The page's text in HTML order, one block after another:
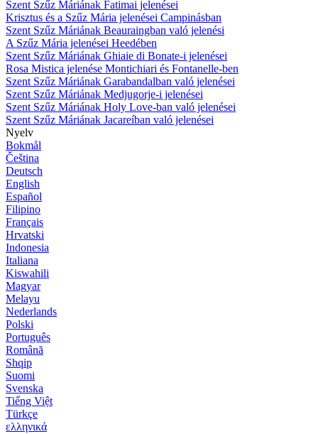
Szent Szűz Máriának Fatimai jelenései
Krisztus és a Szűz Mária jelenései Campinásban
Szent Szűz Máriának Beauraingban való jelenési
A Szűz Mária jelenései Heedében
Szent Szűz Máriának Ghiaie di Bonate-i jelenései
Rosa Mistica jelenése Montichiari és Fontanelle-ben
Szent Szűz Máriának Garabandalban való jelenései
Szent Szűz Máriának Medjugorje-i jelenései
Szent Szűz Máriának Holy Love-ban való jelenései
Szent Szűz Máriának Jacareíban való jelenései
Nyelv
Bokmål
Čeština
Deutsch
English
Español
Filipino
Français
Hrvatski
Indonesia
Italiana
Kiswahili
Magyar
Melayu
Nederlands
Polski
Português
Română
Shqip
Suomi
Svenska
Tiếng Việt
Türkçe
ελληνικά